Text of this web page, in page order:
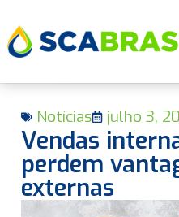
Notícias julho 3,
Vendas
perdem
externas